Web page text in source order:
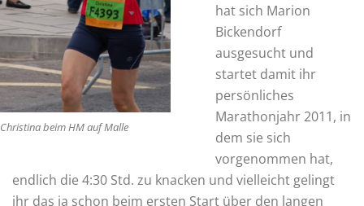
Christina beim HM auf Malle
hat sich Marion
Bickendorf
ausgesucht und
startet damit ihr
persönliches
Marathonjahr 2011, in
dem sie sich
vorgenommen hat,
endlich die 4:30 Std. zu knacken und vielleicht gelingt
ihr das ja schon beim ersten Start über den langen